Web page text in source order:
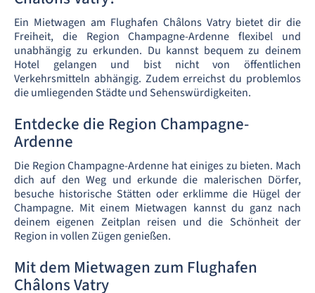
Ein Mietwagen am Flughafen Châlons Vatry bietet dir die
Freiheit, die Region Champagne-Ardenne flexibel und
unabhängig zu erkunden. Du kannst bequem zu deinem
Hotel gelangen und bist nicht von öffentlichen
Verkehrsmitteln abhängig. Zudem erreichst du problemlos
die umliegenden Städte und Sehenswürdigkeiten.
Entdecke die Region Champagne-
Ardenne
Die Region Champagne-Ardenne hat einiges zu bieten. Mach
dich auf den Weg und erkunde die malerischen Dörfer,
besuche historische Stätten oder erklimme die Hügel der
Champagne. Mit einem Mietwagen kannst du ganz nach
deinem eigenen Zeitplan reisen und die Schönheit der
Region in vollen Zügen genießen.
Mit dem Mietwagen zum Flughafen
Châlons Vatry